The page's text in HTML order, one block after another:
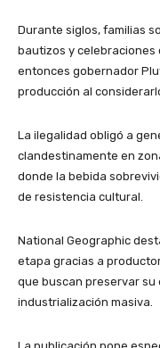
Durante siglos, familias
bautizos y celebraciones
entonces gobernador
producción al
La ilegalidad obligó a
clandestinamente en
donde la bebida
de resistencia cultural.
National Geographic
etapa gracias a
que buscan preservar
industrialización masiva.